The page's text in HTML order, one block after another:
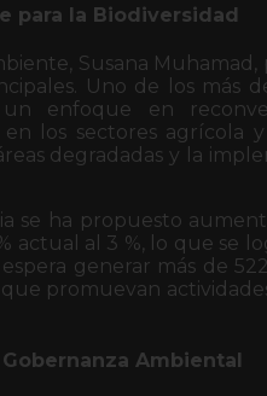
para la Biodiversidad
Susana
Uno de los más
enfoque en
los sectores agrícola
degradadas y la
se ha propuesto
actual al 3 %, lo que se
generar más de
promuevan
Ambiental